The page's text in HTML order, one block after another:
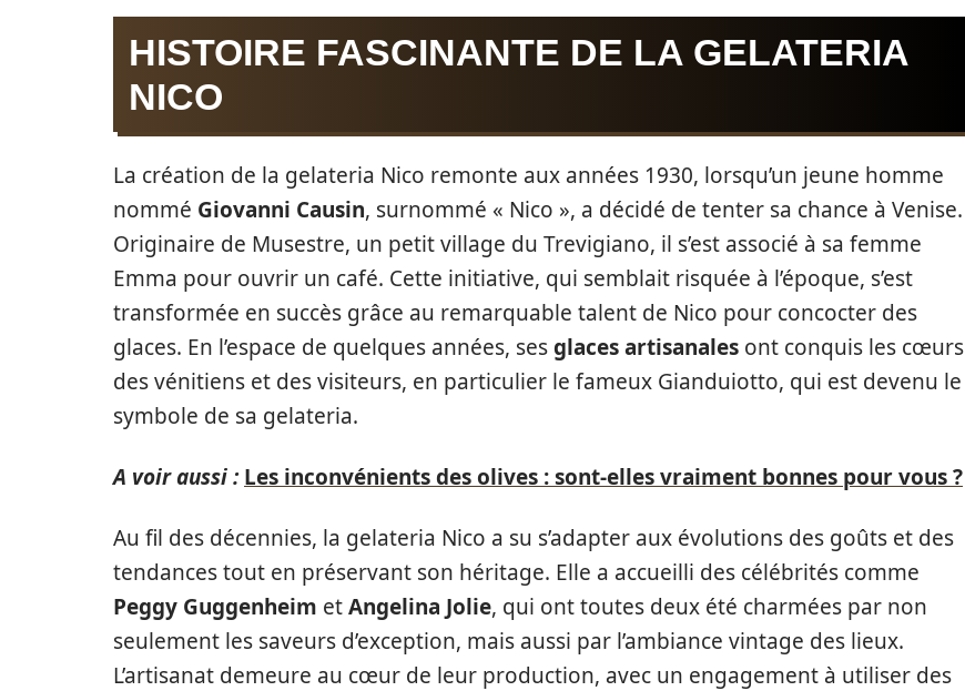
HISTOIRE FASCINANTE DE LA GELATERIA
NICO
La création de la gelateria Nico remonte aux années 1930, lorsqu’un jeune homme
nommé Giovanni Causin, surnommé « Nico », a décidé de tenter sa chance à Venise.
Originaire de Musestre, un petit village du Trevigiano, il s’est associé à sa femme
Emma pour ouvrir un café. Cette initiative, qui semblait risquée à l’époque, s’est
transformée en succès grâce au remarquable talent de Nico pour concocter des
glaces. En l’espace de quelques années, sesglaces artisanales ont conquis les cœurs
des vénitiens et des visiteurs, en particulier le fameux Gianduiotto, qui est devenu le
symbole de sa gelateria.
A voir aussi : Les inconvénients des olives : sont-elles vraiment bonnes pour vous ?
Au fil des décennies, la gelateria Nico a su s’adapter aux évolutions des goûts et des
tendances tout en préservant son héritage. Elle a accueilli des célébrités comme
Peggy Guggenheim etAngelina Jolie, qui ont toutes deux été charmées par non
seulement les saveurs d’exception, mais aussi par l’ambiance vintage des lieux.
L’artisanat demeure au cœur de leur production, avec un engagement à utiliser des